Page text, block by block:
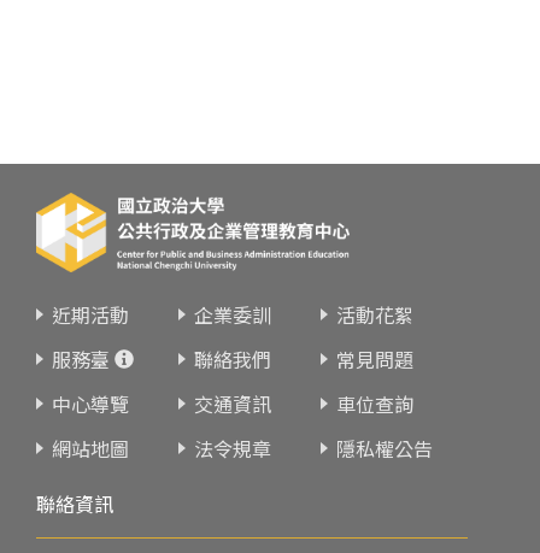
近期活動 企業委訓
活動花絮
服務臺
聯絡我們
常見問題
中心導覽
交通資訊
車位查詢
網站地圖
法令規章
隱私權公告
聯絡資訊